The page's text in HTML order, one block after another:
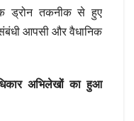
ड्रोन तकनीक से हुए
आपसी और वैधानिक
अभिलेखों का हुआ